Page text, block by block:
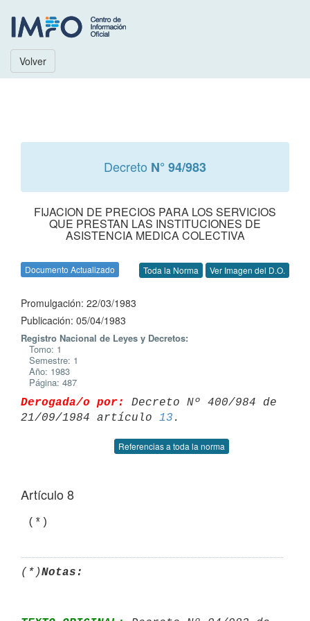
Volver
Decreto N° 94/983
FIJACION DE PRECIOS PARA LOS SERVICIOS
QUE PRESTAN LAS INSTITUCIONES DE
ASISTENCIA MEDICA COLECTIVA
Documento Actualizado Toda la Norma Ver Imagen del D.O.
Promulgación: 22/03/1983
Publicación: 05/04/1983
Registro Nacional de Leyes y Decretos:
Tomo: 1
Semestre: 1
Año: 1983
Página: 487
Derogada/o por:
Decreto Nº 400/984 de
21/09/1984 artículo 13
Referencias a toda la norma
Artículo 8
(*)Notas: